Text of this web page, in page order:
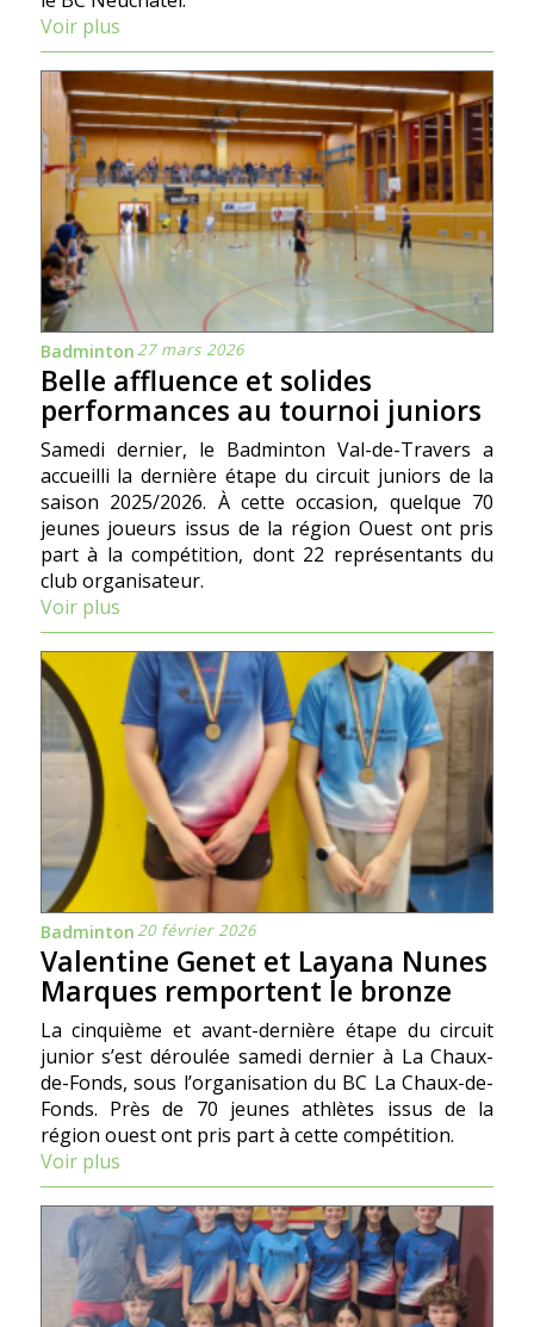
Voir plus
Badminton27 mars 2026
Belle affluence et solides
performances au tournoi juniors
Samedi dernier, le Badminton Val-de-Travers a
accueilli la dernière étape du circuit juniors de la
saison 2025/2026. À cette occasion, quelque 70
jeunes joueurs issus de la région Ouest ont pris
part à la compétition, dont 22 représentants du
club organisateur.
Voir plus
Badminton20 février 2026
Valentine Genet et Layana Nunes
Marques remportent le bronze
La cinquième et avant-dernière étape du circuit
junior s’est déroulée samedi dernier à La Chaux-
de-Fonds, sous l’organisation du BC La Chaux-de-
Fonds. Près de 70 jeunes athlètes issus de la
région ouest ont pris part à cette compétition.
Voir plus